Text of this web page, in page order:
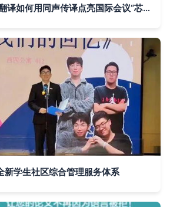
跨越语言屏障 欧朗翻译如何用同声传译点亮国际会议“芯”价值
新学生社区综合管理服务体系